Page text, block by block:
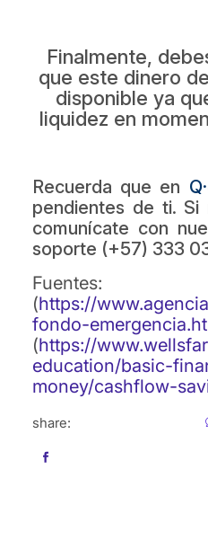
Finalmente,
que este dinero
disponible ya
liquidez en
Recuerda que en
pendientes de ti. Si
comunícate con
soporte (+57) 333
Fuentes:
(https://
fondo-
(https://
education/basic-
money/cashflow-
share: